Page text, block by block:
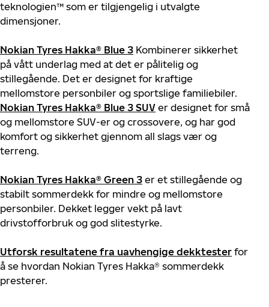
teknologien™ som er tilgjengelig i utvalgte
dimensjoner.
Nokian Tyres Hakka® Blue 3 Kombinerer sikkerhet
på vått underlag med at det er pålitelig og
stillegående. Det er designet for kraftige
mellomstore personbiler og sportslige familiebiler.
Nokian Tyres Hakka® Blue 3 SUV er designet for små
og mellomstore SUV-er og crossovere, og har god
komfort og sikkerhet gjennom all slags vær og
terreng.
Nokian Tyres Hakka® Green 3 er et stillegående og
stabilt sommerdekk for mindre og mellomstore
personbiler. Dekket legger vekt på lavt
drivstofforbruk og god slitestyrke.
Utforsk resultatene fra uavhengige dekktester for
å se hvordan Nokian Tyres Hakka® sommerdekk
presterer.